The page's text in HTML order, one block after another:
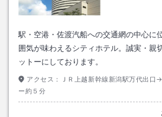
駅・空港・佐渡汽船への交通網の中心に
囲気が味わえるシティホテル。誠実・親
ットーにしております。
アクセス：
ＪＲ上越新幹線新潟駅万代出口
ー約５分